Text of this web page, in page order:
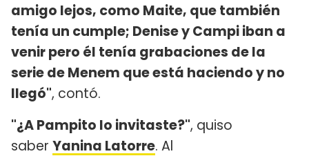
amigo lejos, como Maite, que también
tenía un cumple; Denise y Campi iban a
venir pero él tenía grabaciones de la
serie de Menem que está haciendo y no
llegó", contó.
"¿A Pampito lo invitaste?", quiso
saber Yanina Latorre. Al